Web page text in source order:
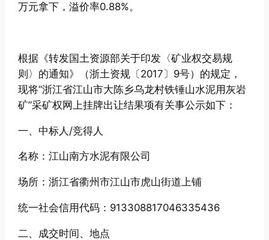
万元拿下，溢价率0.88%。
根据《转发国土资源部关于印发〈矿业权交易规
则〉的通知》（浙土资规〔2017〕9号）的规定，
现将“浙江省江山市大陈乡乌龙村铁锤山水泥用灰岩
矿”采矿权网上挂牌出让结果项有关事公示如下：
一、中标人/竞得人
名称：江山南方水泥有限公司
场所：浙江省衢州市江山市虎山街道上铺
统一社会信用代码：913308817046335436
二、成交时间、地点